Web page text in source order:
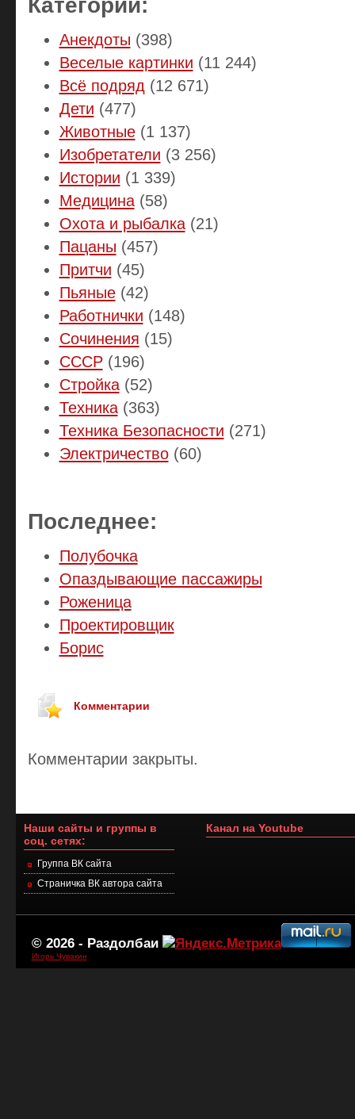
Категории:
Анекдоты (398)
Веселые картинки (11 244)
Всё подряд (12 671)
Дети (477)
Животные(1 137)
Изобретатели (3 256)
Истории (1 339)
Медицина(58)
Охота и рыбалка(21)
Пацаны (457)
Притчи (45)
Пьяные(42)
Работнички (148)
Сочинения (15)
СССР(196)
Стройка(52)
Техника(363)
Техника Безопасности (271)
Электричество(60)
Последнее:
Полубочка
Опаздывающие пассажиры
Роженица
Проектировщик
Борис
Комментарии
Комментарии закрыты.
Наши сайты и группы в
соц. сетях:
Группа ВК сайта
Страничка ВК автора сайта
Канал на Youtube
© 2026 - Раздолбаи
Игорь Чувакин